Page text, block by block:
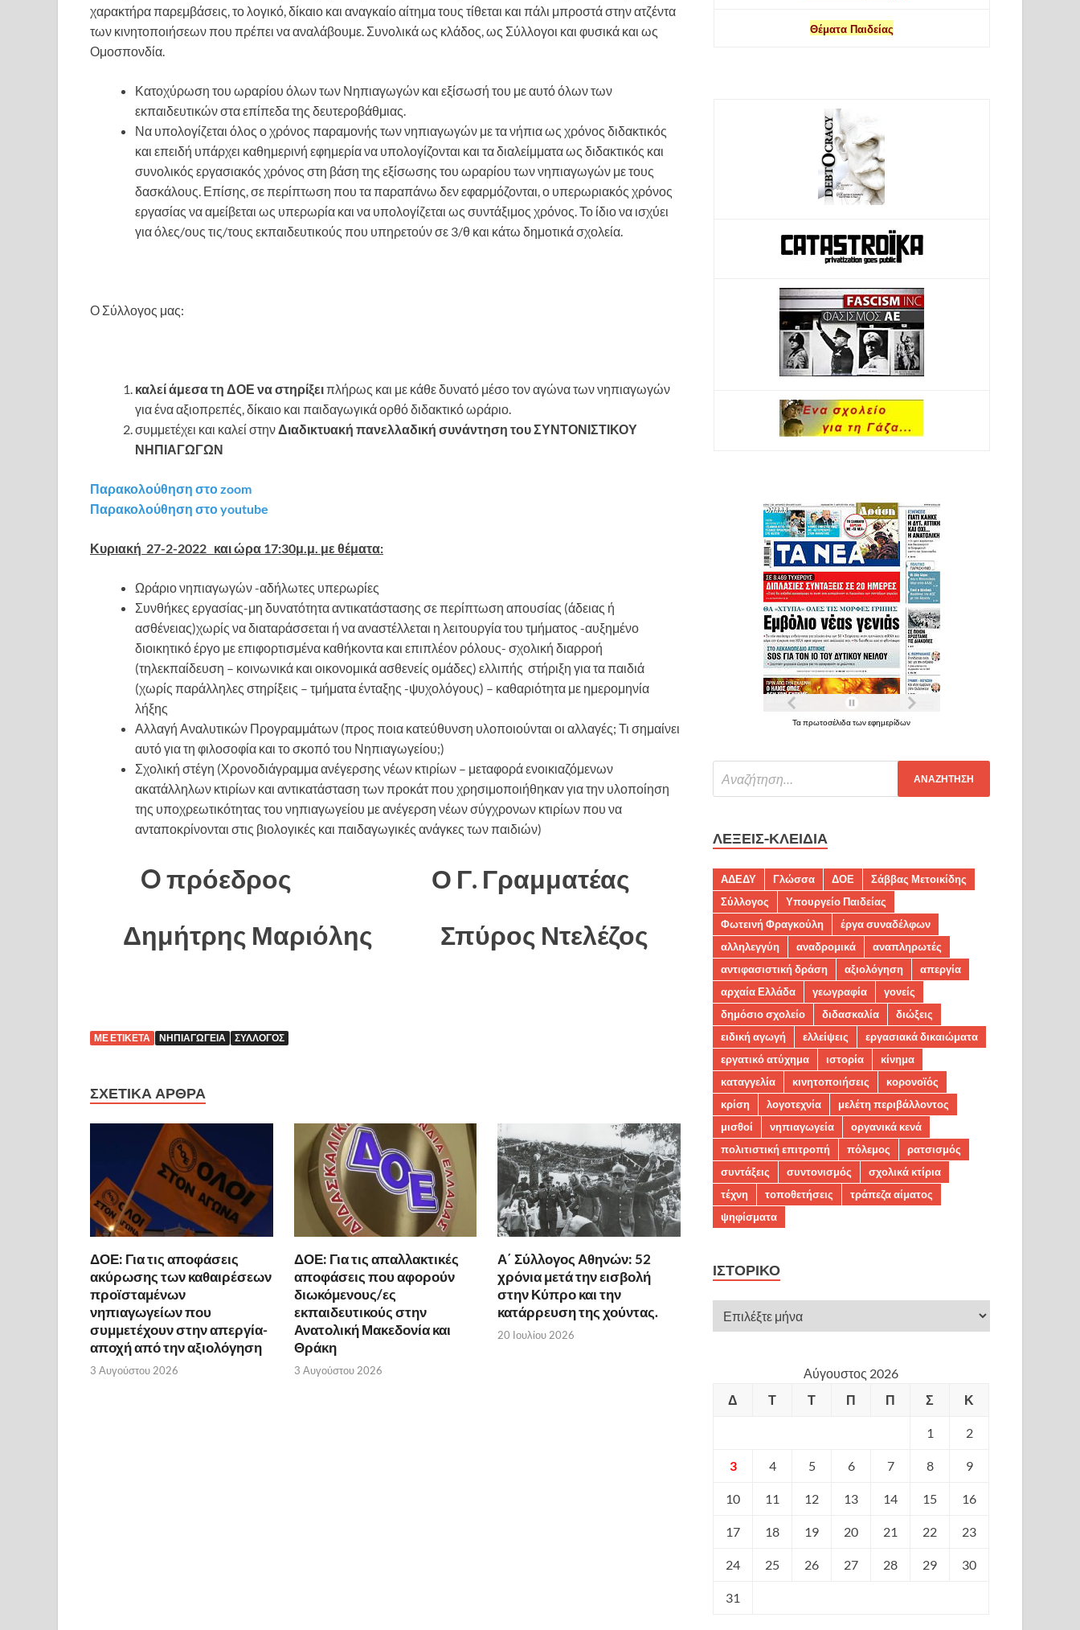
χαρακτήρα παρεμβάσεις, το λογικό, δίκαιο και αναγκαίο αίτημα τους τίθεται και πάλι μπροστά στην ατζέντα
των κινητοποιήσεων που πρέπει να αναλάβουμε. Συνολικά ως κλάδος, ως Σύλλογοι και φυσικά και ως
Ομοσπονδία.
Κατοχύρωση του ωραρίου όλων των Νηπιαγωγών και εξίσωσή του με αυτό όλων των
εκπαιδευτικών στα επίπεδα της δευτεροβάθμιας.
Να υπολογίζεται όλος ο χρόνος παραμονής των νηπιαγωγών με τα νήπια ως χρόνος διδακτικός
και επειδή υπάρχει καθημερινή εφημερία να υπολογίζονται και τα διαλείμματα ως διδακτικός και
συνολικός εργασιακός χρόνος στη βάση της εξίσωσης του ωραρίου των νηπιαγωγών με τους
δασκάλους. Επίσης, σε περίπτωση που τα παραπάνω δεν εφαρμόζονται, ο υπερωριακός χρόνος
εργασίας να αμείβεται ως υπερωρία και να υπολογίζεται ως συντάξιμος χρόνος. Το ίδιο να ισχύει
για όλες/ους τις/τους εκπαιδευτικούς που υπηρετούν σε 3/θ και κάτω δημοτικά σχολεία.
Ο Σύλλογος μας:
καλεί άμεσα τη ΔΟΕ να στηρίξειπλήρως και με κάθε δυνατό μέσο τον αγώνα των νηπιαγωγών
για ένα αξιοπρεπές, δίκαιο και παιδαγωγικά ορθό διδακτικό ωράριο.
συμμετέχει και καλεί στηνΔιαδικτυακή πανελλαδική συνάντηση του ΣΥΝΤΟΝΙΣΤΙΚΟΥ
ΝΗΠΙΑΓΩΓΩΝ
Παρακολούθηση στο zoom
Παρακολούθηση στο youtube
Κυριακή 27-2-2022 και ώρα 17:30μ.μ. με θέματα:
Ωράριο νηπιαγωγών -αδήλωτες υπερωρίες
Συνθήκες εργασίας-μη δυνατότητα αντικατάστασης σε περίπτωση απουσίας (άδειας ή
ασθένειας)χωρίς να διαταράσσεται ή να αναστέλλεται η λειτουργία του τμήματος -αυξημένο
διοικητικό έργο με επιφορτισμένα καθήκοντα και επιπλέον ρόλους- σχολική διαρροή
(τηλεκπαίδευση – κοινωνικά και οικονομικά ασθενείς ομάδες) ελλιπής στήριξη για τα παιδιά
(χωρίς παράλληλες στηρίξεις – τμήματα ένταξης -ψυχολόγους) – καθαριότητα με ημερομηνία
λήξης
Αλλαγή Αναλυτικών Προγραμμάτων (προς ποια κατεύθυνση υλοποιούνται οι αλλαγές; Τι σημαίνει
αυτό για τη φιλοσοφία και το σκοπό του Νηπιαγωγείου;)
Σχολική στέγη (Χρονοδιάγραμμα ανέγερσης νέων κτιρίων – μεταφορά ενοικιαζόμενων
ακατάλληλων κτιρίων και αντικατάσταση των προκάτ που χρησιμοποιήθηκαν για την υλοποίηση
της υποχρεωτικότητας του νηπιαγωγείου με ανέγερση νέων σύγχρονων κτιρίων που να
ανταποκρίνονται στις βιολογικές και παιδαγωγικές ανάγκες των παιδιών)
O πρόεδρος Ο Γ. Γραμματέας
Δημήτρης Μαριόλης Σπύρος Ντελέζος
ΜΕ ΕΤΙΚΈΤΑ ΝΗΠΙΑΓΩΓΕΊΑ ΣΎΛΛΟΓΟΣ
ΣΧΕΤΙΚΆ ΆΡΘΡΑ
ΔΟΕ: Για τις αποφάσεις
ακύρωσης των καθαιρέσεων
προϊσταμένων
νηπιαγωγείων που
συμμετέχουν στην απεργία-
αποχή από την αξιολόγηση
3 Αυγούστου 2026
ΔΟΕ: Για τις απαλλακτικές
αποφάσεις που αφορούν
διωκόμενους/ες
εκπαιδευτικούς στην
Ανατολική Μακεδονία και
Θράκη
3 Αυγούστου 2026
Α΄ Σύλλογος Αθηνών: 52
χρόνια μετά την εισβολή
στην Κύπρο και την
κατάρρευση της χούντας.
20 Ιουλίου 2026
Θέματα Παιδείας
Τα πρωτοσέλιδα των εφημερίδων
ΛΈΞΕΙΣ-ΚΛΕΙΔΙΆ
ΑΔΕΔΥ Γλώσσα ΔΟΕ
Σάββας Μετοικίδης
Σύλλογος
Υπουργείο Παιδείας
Φωτεινή Φραγκούλη
έργα συναδέλφων
αλληλεγγύη
αναδρομικά
αναπληρωτές
αντιφασιστική δράση
αξιολόγηση
απεργία
αρχαία Ελλάδα
γεωγραφία
γονείς
δημόσιο σχολείο
διδασκαλία
διώξεις
ειδική αγωγή
ελλείψεις
εργασιακά δικαιώματα
εργατικό ατύχημα
ιστορία
κίνημα
καταγγελία
κινητοποιήσεις
κορονοϊός
κρίση
λογοτεχνία
μελέτη περιβάλλοντος
μισθοί
νηπιαγωγεία
οργανικά κενά
πολιτιστική επιτροπή
πόλεμος
ρατσισμός
συντάξεις
συντονισμός
σχολικά κτίρια
τέχνη
τοποθετήσεις
τράπεζα αίματος
ψηφίσματα
ΙΣΤΟΡΙΚΌ
Αύγουστος 2026
Δ
Τ Τ Π Π Σ Κ
1 2
3 4 5 6 7 8 9
10 11 12 13 14 15 16
17 18 19 20 21 22 23
24 25 26 27 28 29 30
31